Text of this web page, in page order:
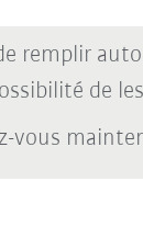
remplir
de
vous